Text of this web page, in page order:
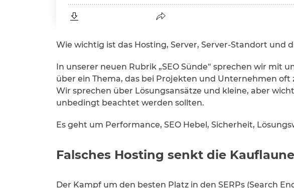
Wie wichtig ist das Hosting, Server, Server-Standort und
In unserer neuen Rubrik „SEO Sünde“ sprechen wir mit
über ein Thema, das bei Projekten und Unternehmen oft
Wir sprechen über Lösungsansätze und kleine, aber
unbedingt beachtet werden sollten.
Es geht um Performance, SEO Hebel, Sicherheit,
Falsches Hosting senkt die
Der Kampf um den besten Platz in den SERPs (Search